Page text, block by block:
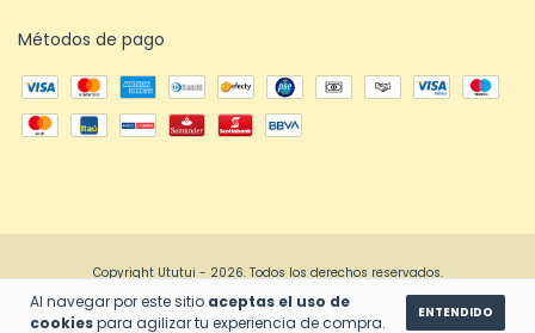
Al navegar por este sitio aceptas el uso de
cookiespara agilizar tu experiencia de compra.
ENTENDIDO
Métodos de pago
Copyright Ututui - 2026. Todos los derechos reservados.